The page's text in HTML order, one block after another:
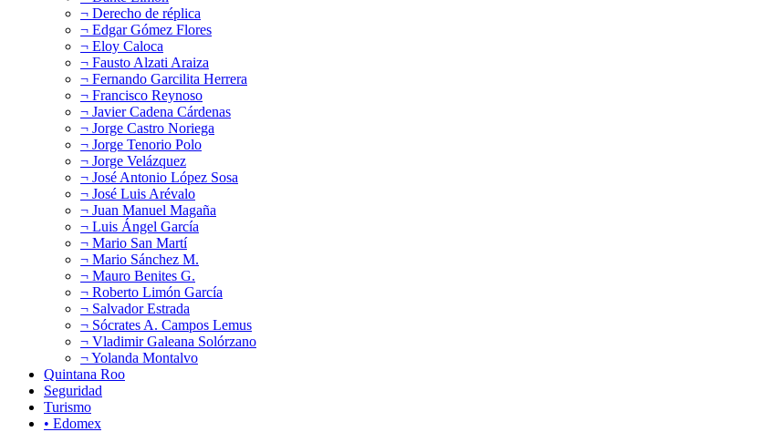
¬ Derecho de réplica
¬ Edgar Gómez Flores
¬ Eloy Caloca
¬ Fausto Alzati Araiza
¬ Fernando Garcilita Herrera
¬ Francisco Reynoso
¬ Javier Cadena Cárdenas
¬ Jorge Castro Noriega
¬ Jorge Tenorio Polo
¬ Jorge Velázquez
¬ José Antonio López Sosa
¬ José Luis Arévalo
¬ Juan Manuel Magaña
¬ Luis Ángel García
¬ Mario San Martí
¬ Mario Sánchez M.
¬ Mauro Benites G.
¬ Roberto Limón García
¬ Salvador Estrada
¬ Sócrates A. Campos Lemus
¬ Vladimir Galeana Solórzano
¬ Yolanda Montalvo
Quintana Roo
Seguridad
Turismo
• Edomex